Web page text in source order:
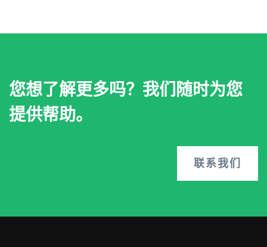
您想了解更多吗？我们随时为您
提供帮助。
联系我们